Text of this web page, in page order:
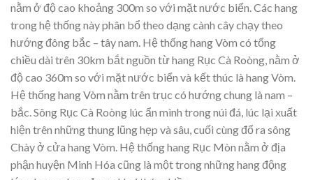
nằm ở độ cao khoảng 300m so với mặt nước biển. Các hang
trong hệ thống này phân bổ theo dạng cành cây chạy theo
hướng đông bắc – tây nam. Hệ thống hang Vòm có tổng
chiều dài trên 30km bắt nguồn từ hang Rục Cà Roòng, nằm ở
độ cao 360m so với mặt nước biển và kết thúc là hang Vòm.
Hệ thống hang Vòm nằm trên trục có hướng chung là nam –
bắc. Sông Rục Cà Roòng lúc ẩn mình trong núi đá, lúc lại xuất
hiện trên những thung lũng hẹp và sâu, cuối cùng đổ ra sông
Chày ở cửa hang Vòm. Hệ thống hang Rục Mòn nằm ở địa
phận huyện Minh Hóa cũng là một trong những hang động